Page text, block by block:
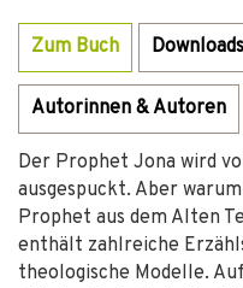
Zum Buch Downloads
Autorinnen & Autoren
Der Prophet Jona wird
ausgespuckt. Aber
Prophet aus dem Alten
enthält zahlreiche
theologische Modelle.